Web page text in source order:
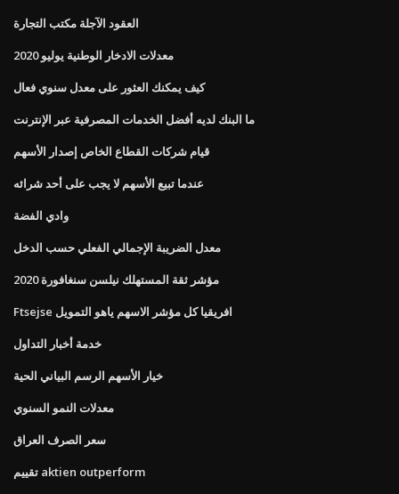
العقود الآجلة مكتب التجارة
معدلات الادخار الوطنية يوليو 2020
كيف يمكنك العثور على معدل سنوي فعال
ما البنك لديه أفضل الخدمات المصرفية عبر الإنترنت
قيام شركات القطاع الخاص إصدار الأسهم
عندما تبيع الأسهم لا يجب على أحد شرائه
وادي الفضة
معدل الضريبة الإجمالي الفعلي حسب الدخل
مؤشر ثقة المستهلك نيلسن سنغافورة 2020
Ftsejse افريقيا كل مؤشر الاسهم ياهو التمويل
خدمة أخبار التداول
خيار الأسهم الرسم البياني الحية
معدلات النمو السنوي
سعر الصرف العراق
تقييم aktien outperform